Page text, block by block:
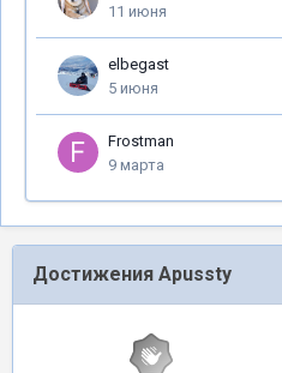
11 июня
elbegast
5 июня
Frostman
9 марта
Достижения Apussty